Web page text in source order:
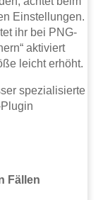
Einstellungen.
ihr bei PNG-
aktiviert
leicht erhöht.
spezialisierte
Fällen